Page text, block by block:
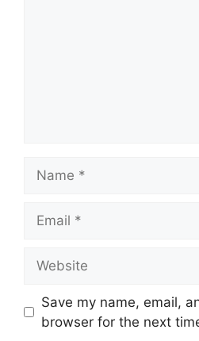
Save my name, email,
browser for the next